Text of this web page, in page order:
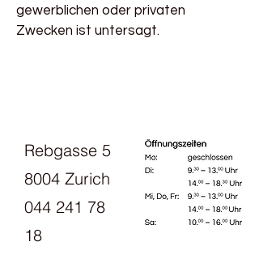
gewerblichen oder privaten
Zwecken ist untersagt.
Rebgasse 5
8004 Zurich
044 241 78
18